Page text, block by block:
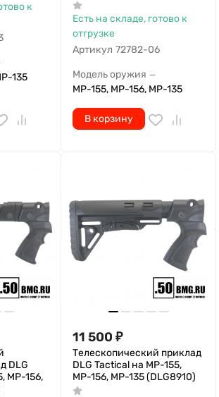
к
135
Есть на складе, готово к
отгрузке
Артикул 72782-06
Модель оружия —
МР-155, МР-156, МР-135
В корзину
DLG
МР-156,
11 500 ₽
Телескопический приклад
DLG Tactical на МР-155,
МР-156, МР-135 (DLG8910)